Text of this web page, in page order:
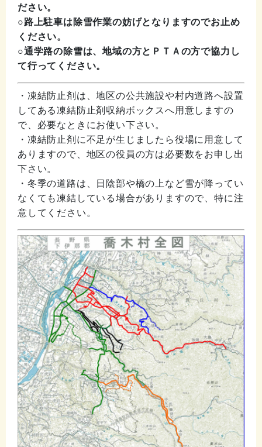
ださい。
○路上駐車は除雪作業の妨げとなりますのでお止め
ください。
○通学路の除雪は、地域の方とＰＴＡの方で協力し
て行ってください。
・凍結防止剤は、地区の公共施設や村内道路へ設置
してある凍結防止剤収納ボックスへ用意しますの
で、必要なときにお使い下さい。
・凍結防止剤に不足が生じましたら役場に用意して
ありますので、地区の役員の方は必要数をお申し出
下さい。
・冬季の道路は、日陰部や橋の上など雪が降ってい
なくても凍結している場合がありますので、特に注
意してください。